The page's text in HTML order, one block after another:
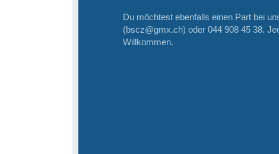
Du möchtest ebenfalls einen Part bei
(bscz@gmx.ch) oder 044 908 45 38.
Willkommen.